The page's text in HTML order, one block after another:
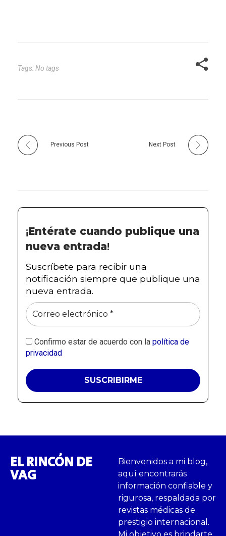
tabaco, alcohol y…
Tags: No tags
Previous Post Next Post
¡Entérate cuando publique una
nueva entrada!
Suscríbete para recibir una
notificación siempre que publique una
nueva entrada.
Confirmo estar de acuerdo con la política de
privacidad
EL RINCÓN DE
VAG
Bienvenidos a mi blog,
aquí encontrarás
información confiable y
rigurosa, respaldada por
revistas médicas de
prestigio internacional.